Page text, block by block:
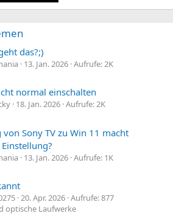
das?;)
13. Jan. 2026 Aufrufe: 2K
normal einschalten
18. Jan. 2026 Aufrufe: 2K
Sony TV zu Win 11 macht
13. Jan. 2026 Aufrufe: 1K
20. Apr. 2026 Aufrufe: 877
optische Laufwerke